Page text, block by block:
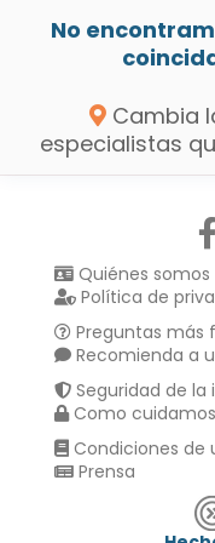
No
Cambia
especialistas
Quiénes somos
Política de
Preguntas más
Recomienda a
Seguridad de
Como
Condiciones de
Prensa